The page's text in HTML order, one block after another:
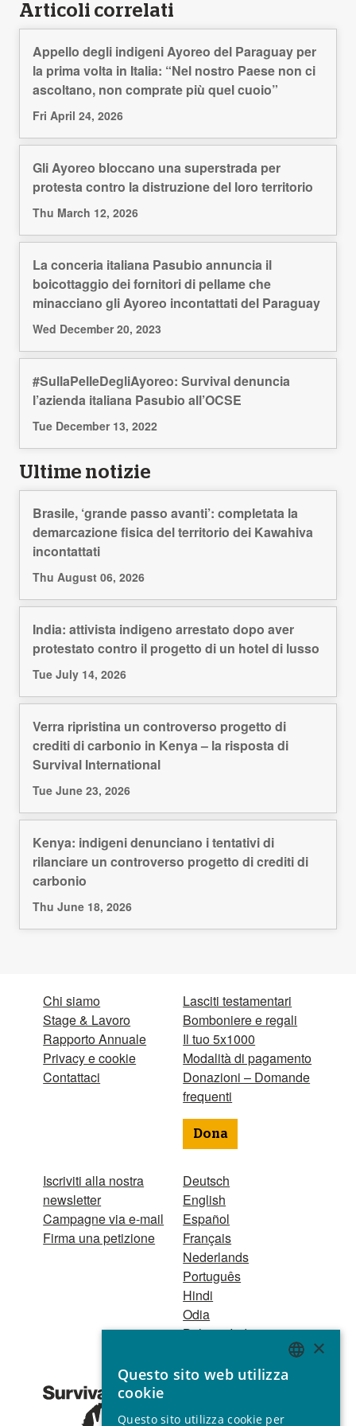
Articoli correlati
Appello degli indigeni Ayoreo del Paraguay per
la prima volta in Italia: “Nel nostro Paese non ci
ascoltano, non comprate più quel cuoio”
Fri April 24, 2026
Gli Ayoreo bloccano una superstrada per
protesta contro la distruzione del loro territorio
Thu March 12, 2026
La conceria italiana Pasubio annuncia il
boicottaggio dei fornitori di pellame che
minacciano gli Ayoreo incontattati del Paraguay
Wed December 20, 2023
#SullaPelleDegliAyoreo: Survival denuncia
l’azienda italiana Pasubio all’OCSE
Tue December 13, 2022
Ultime notizie
Brasile, ‘grande passo avanti’: completata la
demarcazione fisica del territorio dei Kawahiva
incontattati
Thu August 06, 2026
India: attivista indigeno arrestato dopo aver
protestato contro il progetto di un hotel di lusso
Tue July 14, 2026
Verra ripristina un controverso progetto di
crediti di carbonio in Kenya – la risposta di
Survival International
Tue June 23, 2026
Kenya: indigeni denunciano i tentativi di
rilanciare un controverso progetto di crediti di
carbonio
Thu June 18, 2026
Chi siamo
Stage & Lavoro
Rapporto Annuale
Privacy e cookie
Contattaci
Iscriviti alla nostra
newsletter
Campagne via e-mail
Firma una petizione
Lasciti testamentari
Bomboniere e regali
Il tuo 5x1000
Modalità di pagamento
Donazioni – Domande
frequenti
Dona
Deutsch
English
Español
Français
Nederlands
Português
Hindi
Odia
Bahasa Indonesia
Registro Persone
1521 Registered
ENGLISH
×
Questo sito web utilizza
cookie
Questo sito utilizza cookie per